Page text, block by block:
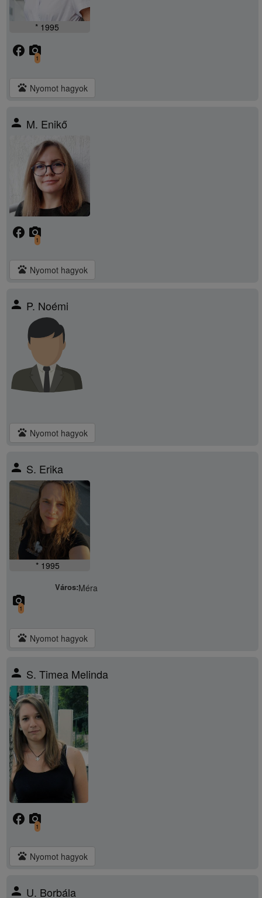
* 1995
facebook camera_alt
1
pets Nyomot hagyok
person M. Enikő
facebook camera_alt
1
pets Nyomot hagyok
person P. Noémi
pets Nyomot hagyok
person S. Erika
* 1995
Város:Méra
camera_alt
1
pets Nyomot hagyok
person S. Timea Melinda
facebook camera_alt
1
pets Nyomot hagyok
person U. Borbála